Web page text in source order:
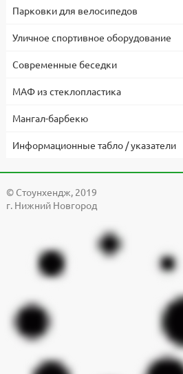
Парковки для велосипедов
Уличное спортивное оборудование
Современные беседки
МАФ из стеклопластика
Мангал-барбекю
Информационные табло / указатели
© Cтоунхендж, 2019
г. Нижний Новгород